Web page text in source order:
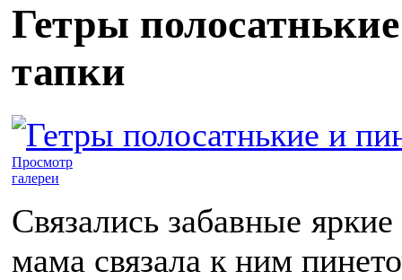
Гетры
тапки
Просмотр
галереи
Связались забавные
мама связала к ним